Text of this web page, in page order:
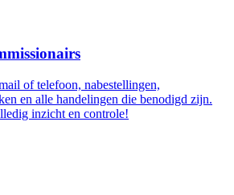
of telefoon, nabestellingen,
en alle handelingen die benodigd zijn.
inzicht en controle!